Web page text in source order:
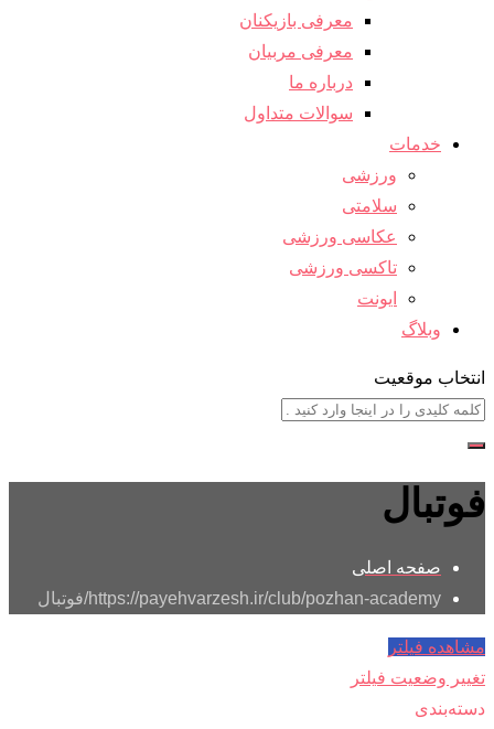
معرفی بازیکنان
معرفی مربیان
درباره ما
سوالات متداول
خدمات
ورزشی
سلامتی
عکاسی ورزشی
تاکسی ورزشی
ایونت
وبلاگ
انتخاب موقعیت
فوتبال
صفحه اصلی
https://payehvarzesh.ir/club/pozhan-academy/ فوتبال
مشاهده فیلتر
تغییر وضعیت فیلتر
دسته‌بندی